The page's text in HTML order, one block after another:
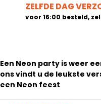
ZELFDE DAG
voor 16:00 besteld,
Een Neon party is weer
ons vindt u de leukste
een Neon feest